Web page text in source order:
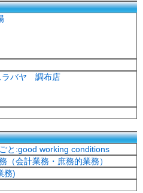
ラバヤ 調布店
と:good working conditions
（会計業務・庶務的業務）
務)